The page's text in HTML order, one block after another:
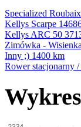
Specialized
Kellys Scarpe
Kellys ARC 50
Zimówka - Wisienka
Inny ;) 1400 km
Rower stacjonarny /